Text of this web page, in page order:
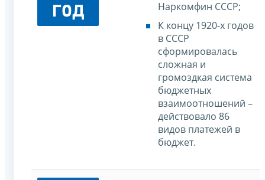
год
Наркомфин СССР;
К концу 1920-х годов
в СССР
сформировалась
сложная и
громоздкая система
бюджетных
взаимоотношений –
действовало 86
видов платежей в
бюджет.